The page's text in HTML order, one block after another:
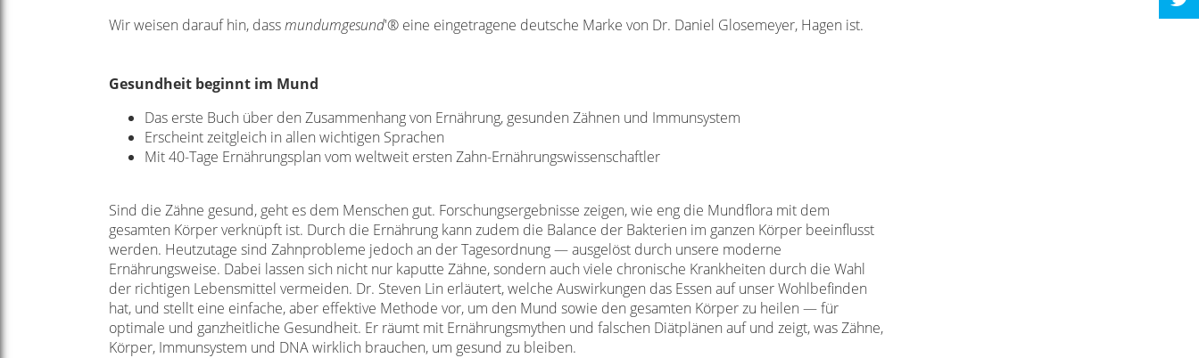
Wir weisen darauf hin, dassmundumgesund'® eine eingetragene deutsche Marke von Dr. Daniel Glosemeyer, Hagen ist.
Gesundheit beginnt im Mund
Das erste Buch über den Zusammenhang von Ernährung, gesunden Zähnen und Immunsystem
Erscheint zeitgleich in allen wichtigen Sprachen
Mit 40-Tage Ernährungsplan vom weltweit ersten Zahn-Ernährungswissenschaftler
Sind die Zähne gesund, geht es dem Menschen gut. Forschungsergebnisse zeigen, wie eng die Mundflora mit dem
gesamten Körper verknüpft ist. Durch die Ernährung kann zudem die Balance der Bakterien im ganzen Körper beeinflusst
werden. Heutzutage sind Zahnprobleme jedoch an der Tagesordnung — ausgelöst durch unsere moderne
Ernährungsweise. Dabei lassen sich nicht nur kaputte Zähne, sondern auch viele chronische Krankheiten durch die Wahl
der richtigen Lebensmittel vermeiden. Dr. Steven Lin erläutert, welche Auswirkungen das Essen auf unser Wohlbefinden
hat, und stellt eine einfache, aber effektive Methode vor, um den Mund sowie den gesamten Körper zu heilen — für
optimale und ganzheitliche Gesundheit. Er räumt mit Ernährungsmythen und falschen Diätplänen auf und zeigt, was Zähne,
Körper, Immunsystem und DNA wirklich brauchen, um gesund zu bleiben.